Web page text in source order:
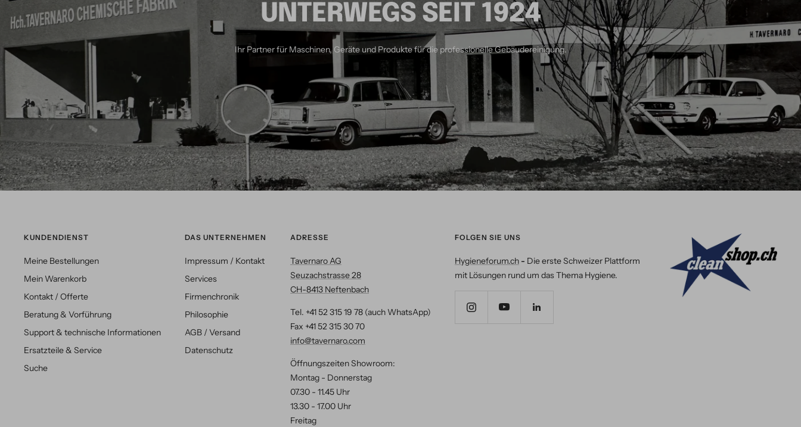
UNTERWEGS SEIT 1924
Ihr Partner für Maschinen, Geräte und Produkte für die professionelle Gebäudereinigung.
KUNDENDIENST
Meine Bestellungen
Mein Warenkorb
Kontakt / Offerte
Beratung & Vorführung
Support & technische Informationen
Ersatzteile & Service
Suche
DAS UNTERNEHMEN
Impressum / Kontakt
Services
Firmenchronik
Philosophie
AGB / Versand
Datenschutz
ADRESSE
Tavernaro AG
Seuzachstrasse 28
CH-8413 Neftenbach
Tel. +41 52 315 19 78 (auch WhatsApp)
Fax +41 52 315 30 70
info@tavernaro.com
Öffnungszeiten Showroom:
Montag - Donnerstag
07.30 - 11.45 Uhr
13.30 - 17.00 Uhr
Freitag
FOLGEN SIE UNS
Hygieneforum.ch - Die erste Schweizer Plattform
mit Lösungen rund um das Thema Hygiene.